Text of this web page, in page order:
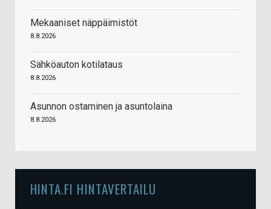
Mekaaniset näppäimistöt
8.8.2026
Sähköauton kotilataus
8.8.2026
Asunnon ostaminen ja asuntolaina
8.8.2026
HINTA.FI HINTAVERTAILU